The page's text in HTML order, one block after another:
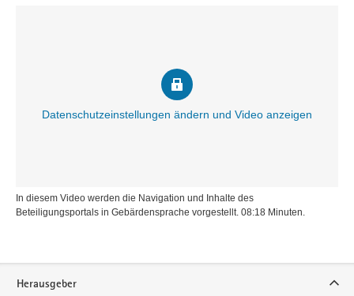
Datenschutzeinstellungen ändern und Video anzeigen
In diesem Video werden die Navigation und Inhalte des
Beteiligungsportals in Gebärdensprache vorgestellt. 08:18 Minuten.
Herausgeber